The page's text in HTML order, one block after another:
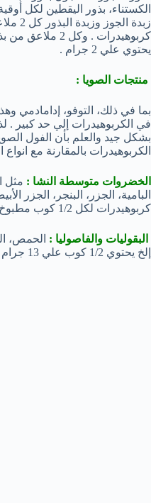
كربوهيدرات . وكل
يحتوي علي 2 جرام .
منتجات الصويا :
بما في ذلك، التوفو، إدامادمي
في الكربوهيدرات إلي حد كبير .
بشكل جيد والعلم بأن الفول
الكربوهيدرات بالمقارنة مع انواع
الخضروات متوسطة النشا : مثل
كربوهيدرات لكل 1/2 كوب مطبوخ .
البقوليات والفاصوليا : الحمص،
إلخ يحتوي 1/2 كوب علي 13 جرام .